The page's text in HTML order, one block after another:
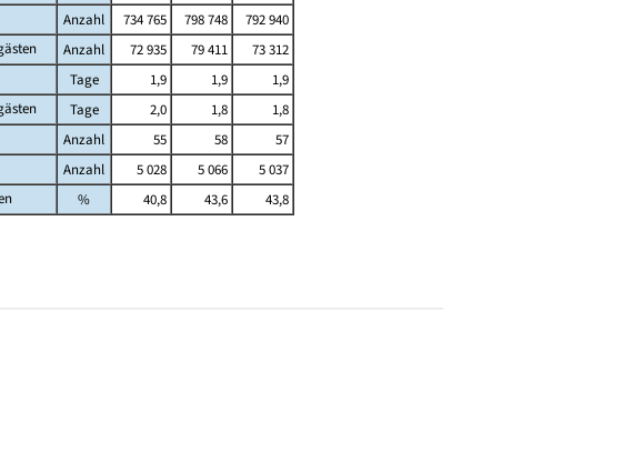
Anzahl 734 765 798 748
792 940
Anzahl 72 935 79 411
73 312
Tage 1,9 1,9
1,9
Tage 2,0 1,8
1,8
Anzahl 55 58
57
Anzahl 5 028 5 066
5 037
% 40,8 43,6 43,8